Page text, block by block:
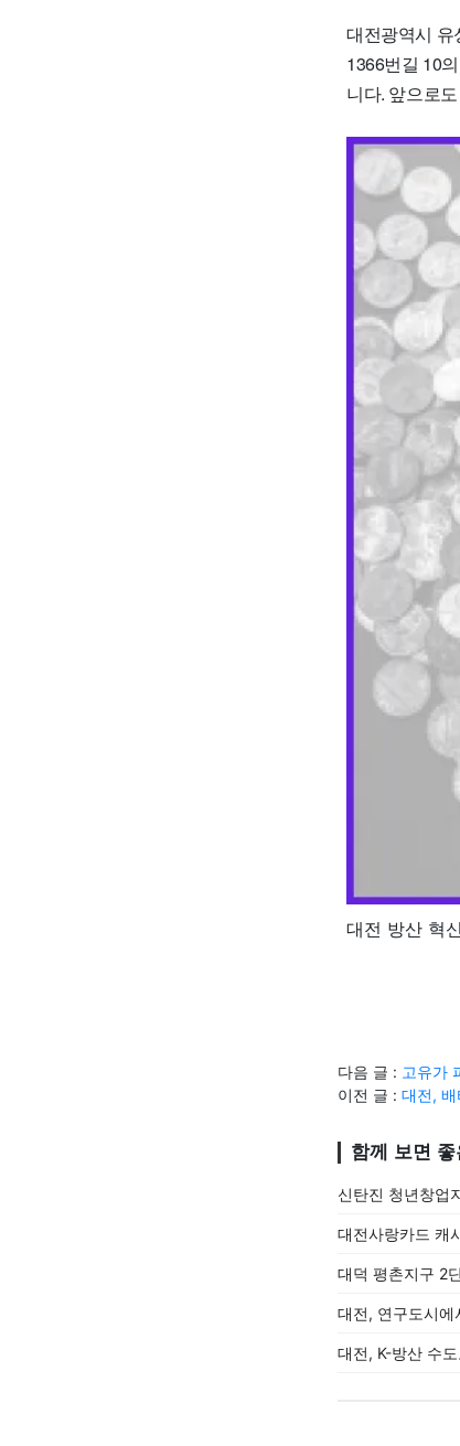
대전광역시 유
1366번길 10
니다. 앞으로
대전 방산 혁
다음 글 : 고유가
이전 글 : 대전,
함께 보면
신탄진 청년창업
대전사랑카드 캐
대덕 평촌지구 2
대전, 연구도시
대전, K-방산 수